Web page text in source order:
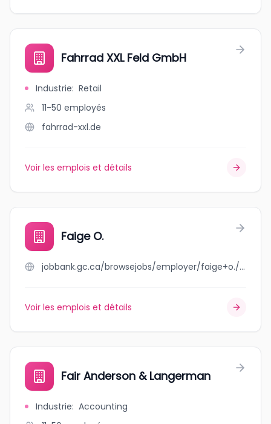
Fahrrad XXL Feld GmbH
Industrie: Retail
11-50 employés
fahrrad-xxl.de
Voir les emplois et détails
Faige O.
jobbank.gc.ca/browsejobs/employer/faige+o./ca
Voir les emplois et détails
Fair Anderson & Langerman
Industrie: Accounting